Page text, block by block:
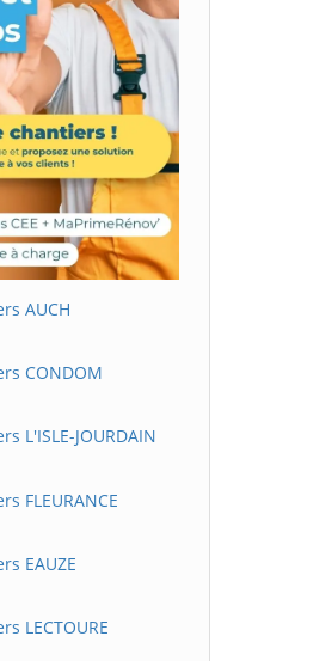
AUCH
CONDOM
L'ISLE-JOURDAIN
FLEURANCE
EAUZE
LECTOURE